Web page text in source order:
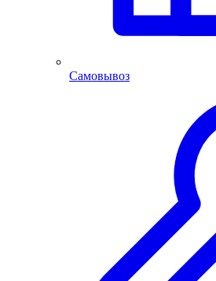
Самовывоз